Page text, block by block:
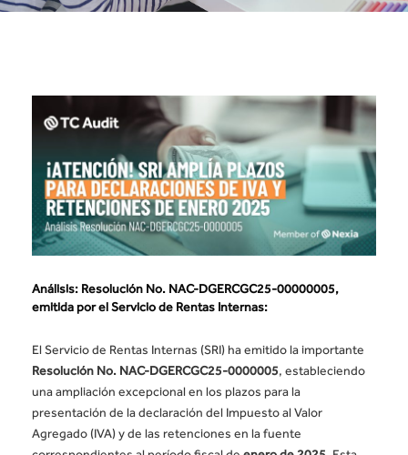
Análisis: Resolución No. NAC-DGERCGC25-00000005,
emitida por el Servicio de Rentas Internas:
El Servicio de Rentas Internas (SRI) ha emitido la importante
Resolución No. NAC-DGERCGC25-0000005, estableciendo
una ampliación excepcional en los plazos para la
presentación de la declaración del Impuesto al Valor
Agregado (IVA) y de las retenciones en la fuente